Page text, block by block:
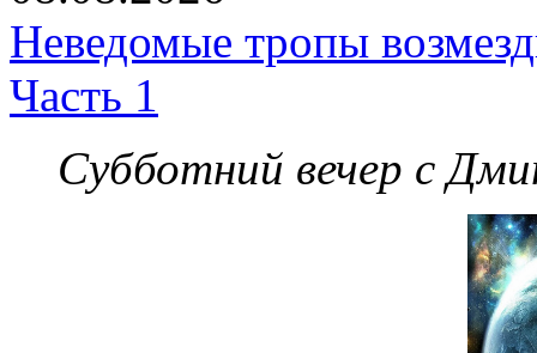
Неведомые тропы
Часть 1
Субботний вечер с